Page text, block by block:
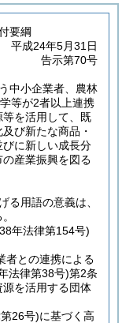
要綱
平成24年5月31日
告示第70号
中小企業者、農林
等が2者以上連携
を活用して、既
び新たな商品・
に新しい成長分
産業振興を図る
る用語の意義は、
年法律第154号)
との連携による
法律第38号)第2条
を活用する団体
26号)に基づく高